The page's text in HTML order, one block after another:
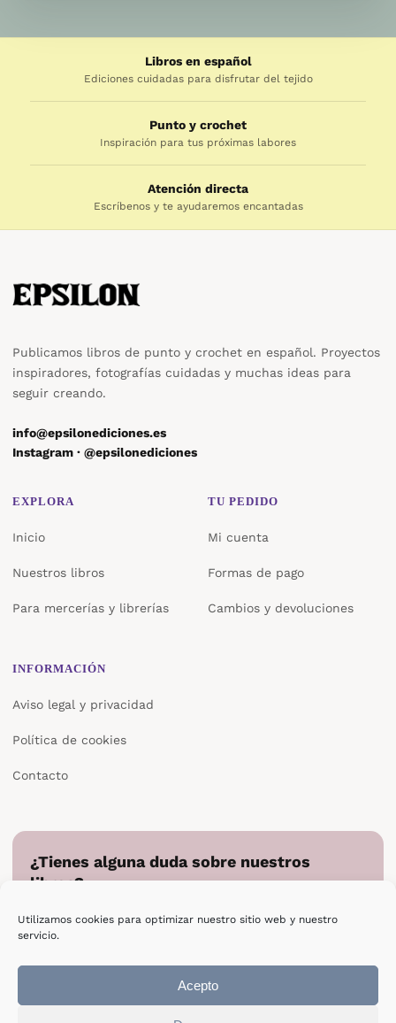
Utilizamos cookies para optimizar nuestro sitio web y nuestro
servicio.
Acepto
Libros en español
Ediciones cuidadas para disfrutar del tejido
Punto y crochet
Inspiración para tus próximas labores
Atención directa
Escríbenos y te ayudaremos encantadas
Publicamos libros de punto y crochet en español. Proyectos
inspiradores, fotografías cuidadas y muchas ideas para
seguir creando.
info@epsilonediciones.es
Instagram · @epsilonediciones
EXPLORA
Inicio
Nuestros libros
Para mercerías y librerías
TU PEDIDO
Mi cuenta
Formas de pago
Cambios y devoluciones
INFORMACIÓN
Aviso legal y privacidad
Política de cookies
Contacto
¿Tienes alguna duda sobre nuestros
libros?
directamente.
Escribir a Epsilon